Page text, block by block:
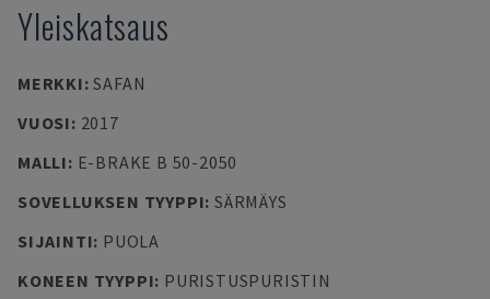
Yleiskatsaus
MERKKI:SAFAN
VUOSI: 2017
MALLI: E-BRAKE B 50-2050
SOVELLUKSEN TYYPPI: SÄRMÄYS
SIJAINTI: PUOLA
KONEEN TYYPPI: PURISTUSPURISTIN